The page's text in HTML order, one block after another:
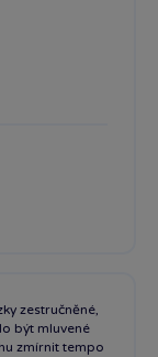
zestručněné,
být mluvené
zmírnit tempo